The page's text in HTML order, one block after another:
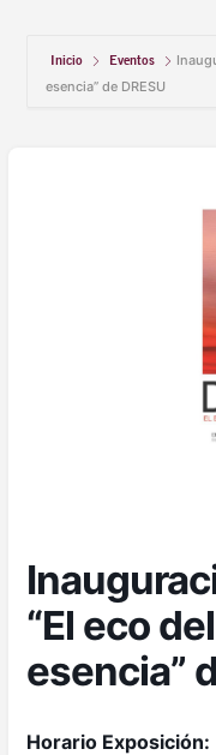
Inicio Eventos
esencia” de DRESU
“El eco
esencia”
Horario Exposición: